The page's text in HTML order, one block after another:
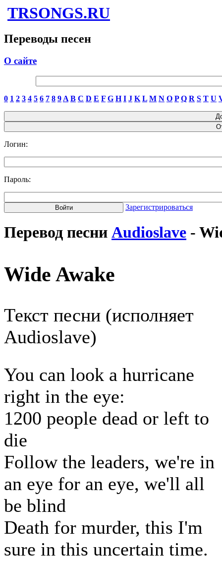
TRSONGS.RU
Переводы песен
О сайте
0 1 2 3 4 5 6 7 8 9 A B C D E F G H I J K L M N O P Q R S T U
Логин:
Пароль:
Зарегистрироваться
Перевод песни Audioslave -
Wide Awake
Текст песни (исполняет
Audioslave)
You can look a hurricane
right in the eye:
1200 people dead or left to
die
Follow the leaders, we're in
an eye for an eye, we'll all
be blind
Death for murder, this I'm
sure in this uncertain time.